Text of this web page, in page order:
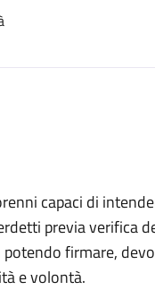
capaci di
previa verifica
firmare,
e volontà.